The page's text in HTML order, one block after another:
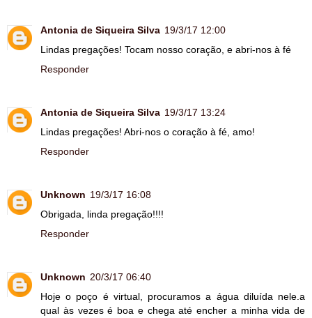
Antonia de Siqueira Silva 19/3/17 12:00
Lindas pregações! Tocam nosso coração, e abri-nos à fé
Responder
Antonia de Siqueira Silva 19/3/17 13:24
Lindas pregações! Abri-nos o coração à fé, amo!
Responder
Unknown 19/3/17 16:08
Obrigada, linda pregação!!!!
Responder
Unknown 20/3/17 06:40
Hoje o poço é virtual, procuramos a água diluída nele.a
qual às vezes é boa e chega até encher a minha vida de